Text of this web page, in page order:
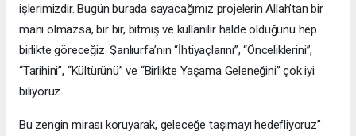
işlerimizdir. Bugün burada sayacağımız projelerin Allah’tan bir
mani olmazsa, bir bir, bitmiş ve kullanılır halde olduğunu hep
birlikte göreceğiz. Şanlıurfa’nın “İhtiyaçlarını”, “Önceliklerini”,
“Tarihini”, “Kültürünü” ve “Birlikte Yaşama Geleneğini” çok iyi
biliyoruz.
Bu zengin mirası koruyarak, geleceğe taşımayı hedefliyoruz’’